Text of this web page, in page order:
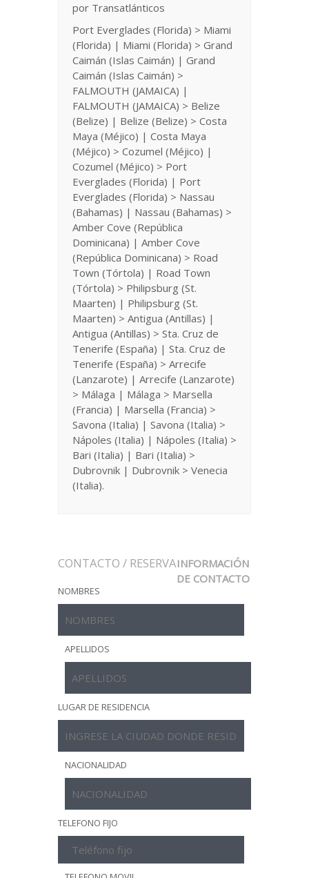
por Transatlánticos
Port Everglades (Florida) > Miami
(Florida) | Miami (Florida) > Grand
Caimán (Islas Caimán) | Grand
Caimán (Islas Caimán) >
FALMOUTH (JAMAICA) |
FALMOUTH (JAMAICA) > Belize
(Belize) | Belize (Belize) > Costa
Maya (Méjico) | Costa Maya
(Méjico) > Cozumel (Méjico) |
Cozumel (Méjico) > Port
Everglades (Florida) | Port
Everglades (Florida) > Nassau
(Bahamas) | Nassau (Bahamas) >
Amber Cove (República
Dominicana) | Amber Cove
(República Dominicana) > Road
Town (Tórtola) | Road Town
(Tórtola) > Philipsburg (St.
Maarten) | Philipsburg (St.
Maarten) > Antigua (Antillas) |
Antigua (Antillas) > Sta. Cruz de
Tenerife (España) | Sta. Cruz de
Tenerife (España) > Arrecife
(Lanzarote) | Arrecife (Lanzarote)
> Málaga | Málaga > Marsella
(Francia) | Marsella (Francia) >
Savona (Italia) | Savona (Italia) >
Nápoles (Italia) | Nápoles (Italia) >
Bari (Italia) | Bari (Italia) >
Dubrovnik | Dubrovnik > Venecia
(Italia).
CONTACTO / RESERVAINFORMACIÓN
DE CONTACTO
NOMBRES
APELLIDOS
LUGAR DE RESIDENCIA
NACIONALIDAD
TELEFONO FIJO